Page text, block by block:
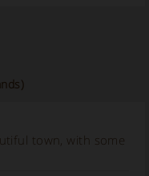
town, with some